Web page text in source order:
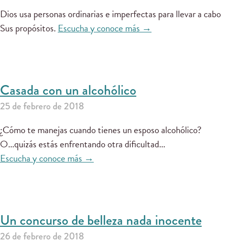
Dios usa personas ordinarias e imperfectas para llevar a cabo
Sus propósitos.Escucha y conoce más →
Casada con un alcohólico
25 de febrero de 2018
¿Cómo te manejas cuando tienes un esposo alcohólico?
O...quizás estás enfrentando otra dificultad...
Escucha y conoce más →
Un concurso de belleza nada inocente
26 de febrero de 2018